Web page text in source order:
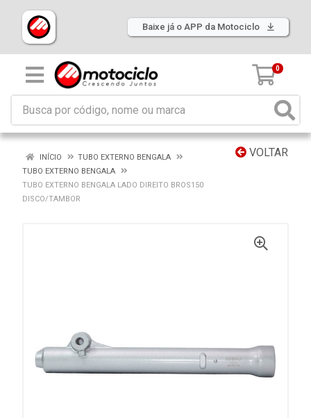
Baixe já o APP da Motociclo
0
VOLTAR
INÍCIO
TUBO EXTERNO BENGALA
TUBO EXTERNO BENGALA
TUBO EXTERNO BENGALA LADO DIREITO BROS150
DISCO/TAMBOR